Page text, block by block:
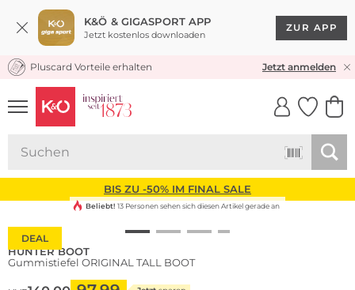
K&Ö & GIGASPORT APP
Jetzt kostenlos downloaden
ZUR APP
KOSTENLOSER VERSAND* & RÜCKVERSAND
Pluscard Vorteile erhalten Jetzt anmelden
UNSERE APP
CLICK &
BIS ZU -50% IM FINAL SALE
DEAL
Beliebt! 13 Personen sehen sich diesen Artikel gerade an
HUNTER BOOT
Gummistiefel ORIGINAL TALL BOOT